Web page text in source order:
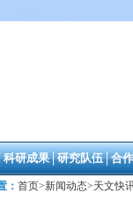
科研成果│研究队伍│合
： 首页>新闻动态>天文快